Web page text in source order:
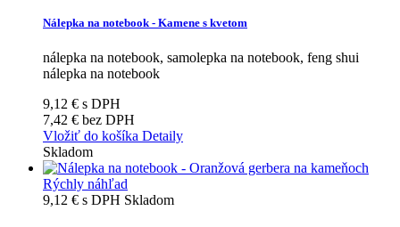
Nálepka na notebook - Kamene s kvetom
nálepka na notebook, samolepka na notebook, feng shui
nálepka na notebook
9,12 € s DPH
7,42 € bez DPH
Vložiť do košíka Detaily
Skladom
Rýchly náhľad
9,12 € s DPH Skladom